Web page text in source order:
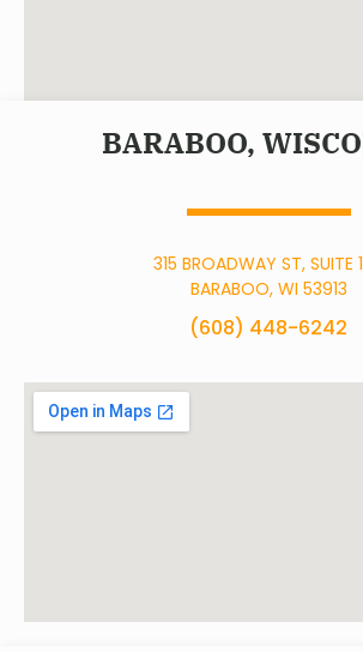
BARABOO,
315 BROADWAY ST, SUITE
BARABOO, WI 53913
(608) 448-6242